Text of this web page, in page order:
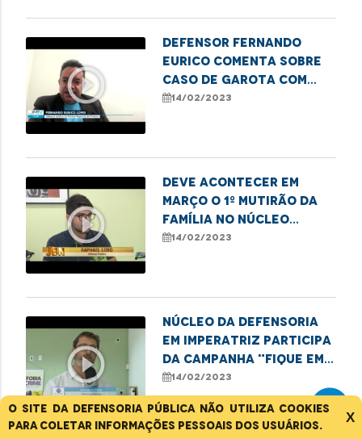
O site da Defensoria Pública não utiliza cookies
para coletar informações pessoais dos usuários.
X
play_circle_outline
Defensor Fernando
Eurico comenta sobre
caso de garota com
quadro grave de
14/02/2023
play_circle_outline
Deve acontecer em
Março o 1º mutirão da
família no Núcleo
Regional da DPE em
14/02/2023
play_circle_outline
Núcleo da Defensoria
em Imperatriz participa
da campanha "Fique em
dia com a Caema"
14/02/2023